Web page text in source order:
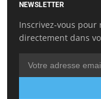
NEWSLETTER
Inscrivez-vous
directement dans